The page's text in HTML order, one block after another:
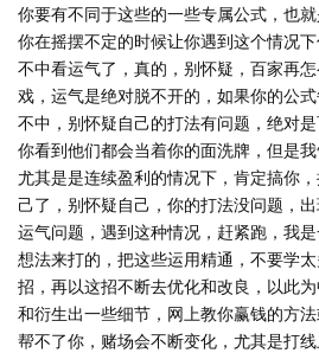
你要有不同于这些的一些专属公式，也
你在摇摆不定的时候让你遇到这个情况
不中看运气了，真的，别怀疑，百家再
戏，运气是绝对脱不开的，如果你的公
不中，别怀疑自己的打法有问题，绝对
你看到他们都会当着你的面洗牌，但是
尤其是是连续盈利的情况下，肯定搞你
己了，别怀疑自己，你的打法没问题，
运气问题，遇到这种情况，赶紧跑，我
想法来打的，把这些运用精通，不要学
招，再以这招不断去优化和改良，以此
和衍生出一些细节，网上教你赢钱的方
帮不了你，赌场会不断变化，尤其是打